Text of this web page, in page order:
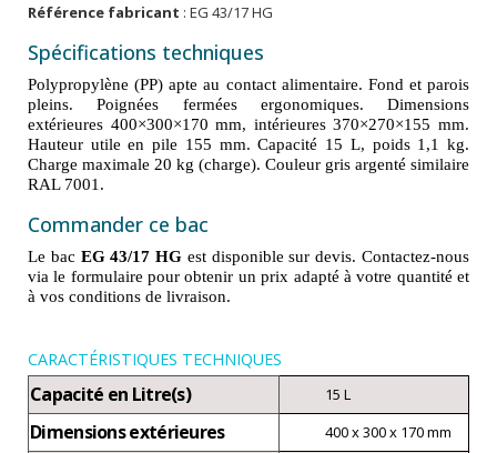
Référence fabricant : EG 43/17 HG
Spécifications techniques
Polypropylène (PP) apte au contact alimentaire. Fond et parois
pleins. Poignées fermées ergonomiques. Dimensions
extérieures 400×300×170 mm, intérieures 370×270×155 mm.
Hauteur utile en pile 155 mm. Capacité 15 L, poids 1,1 kg.
Charge maximale 20 kg (charge). Couleur gris argenté similaire
RAL 7001.
Commander ce bac
Le bac EG 43/17 HG est disponible sur devis. Contactez-nous
via le formulaire pour obtenir un prix adapté à votre quantité et
à vos conditions de livraison.
CARACTÉRISTIQUES TECHNIQUES
Capacité en Litre(s) 15 L
Dimensions extérieures 400 x 300 x 170 mm